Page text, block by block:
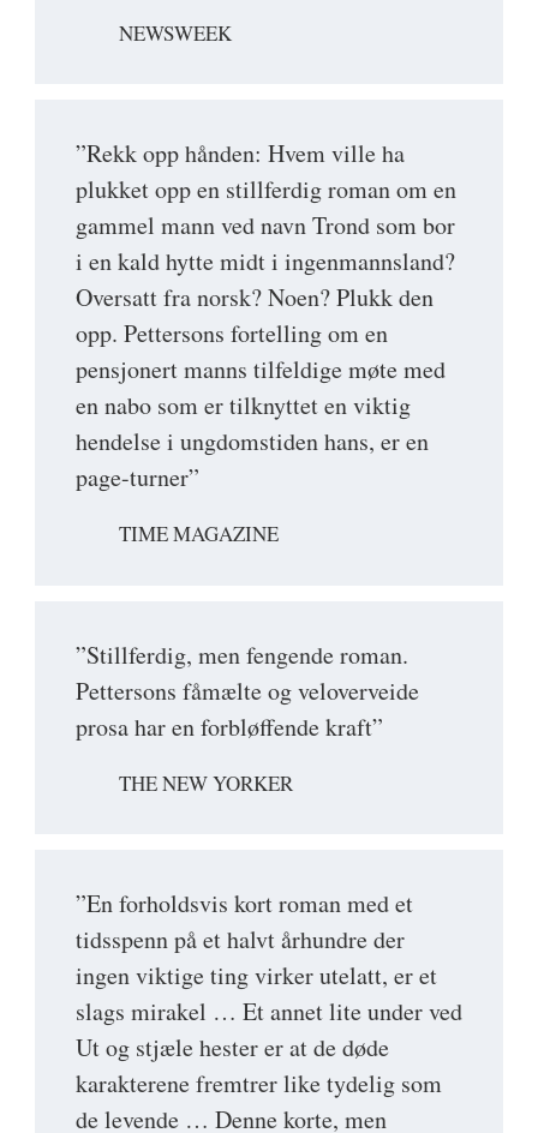
NEWSWEEK
”Rekk opp hånden: Hvem ville ha
plukket opp en stillferdig roman om en
gammel mann ved navn Trond som bor
i en kald hytte midt i ingenmannsland?
Oversatt fra norsk? Noen? Plukk den
opp. Pettersons fortelling om en
pensjonert manns tilfeldige møte med
en nabo som er tilknyttet en viktig
hendelse i ungdomstiden hans, er en
page-turner”
TIME MAGAZINE
”Stillferdig, men fengende roman.
Pettersons fåmælte og veloverveide
prosa har en forbløffende kraft”
THE NEW YORKER
”En forholdsvis kort roman med et
tidsspenn på et halvt århundre der
ingen viktige ting virker utelatt, er et
slags mirakel … Et annet lite under ved
Ut og stjæle hester er at de døde
karakterene fremtrer like tydelig som
de levende … Denne korte, men